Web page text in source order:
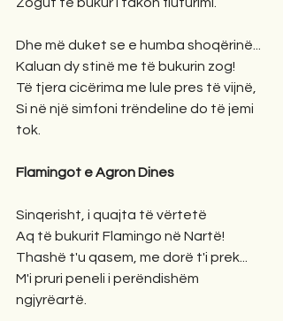
Dhe më duket se e humba shoqërinë...
Kaluan dy stinë me të bukurin zog!
Të tjera cicërima me lule pres të vijnë,
Si në një simfoni trëndeline do të jemi
tok.
Flamingot e Agron Dines
Sinqerisht, i quajta të vërtetë
Aq të bukurit Flamingo në Nartë!
Thashë t'u qasem, me dorë t'i prek...
M'i pruri peneli i perëndishëm
ngjyrëartë.